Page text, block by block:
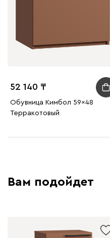
52 140
Обувница Кимбол 59x48
Терракотовый
Вам подойдет